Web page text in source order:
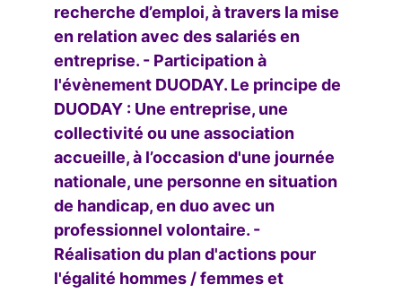
recherche d’emploi, à travers la mise
en relation avec des salariés en
entreprise. - Participation à
l'évènement DUODAY. Le principe de
DUODAY : Une entreprise, une
collectivité ou une association
accueille, à l’occasion d'une journée
nationale, une personne en situation
de handicap, en duo avec un
professionnel volontaire. -
Réalisation du plan d'actions pour
l'égalité hommes / femmes et